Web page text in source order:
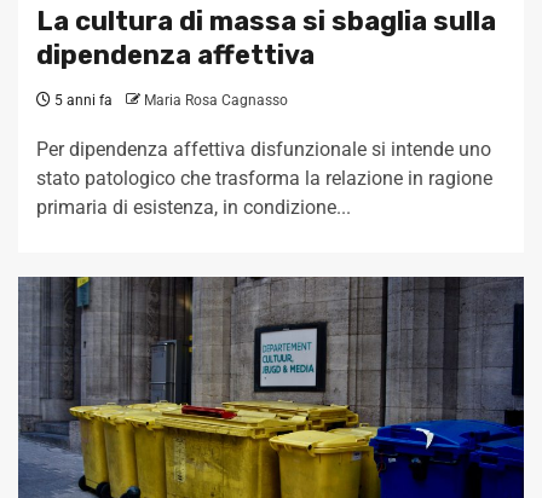
La cultura di massa si sbaglia sulla
dipendenza affettiva
5 anni fa Maria Rosa Cagnasso
Per dipendenza affettiva disfunzionale si intende uno
stato patologico che trasforma la relazione in ragione
primaria di esistenza, in condizione...